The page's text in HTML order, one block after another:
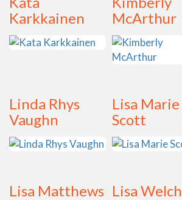
Karkkainen
McArthur
Linda Rhys
Vaughn
Lisa Marie
Scott
Lisa Matthews Lisa Welch